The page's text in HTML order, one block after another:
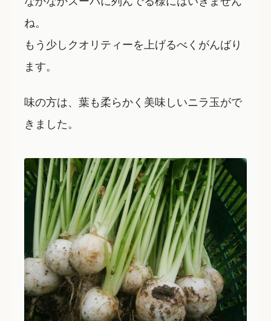
ね。
もう少しクオリティーを上げるべくがんばり
ます。
味の方は、葉も柔らかく美味しいニラ玉がで
きました。